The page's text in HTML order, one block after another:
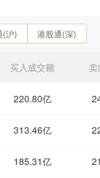
(沪) 港股通(深)
买入成交额 卖
220.80亿
313.46亿
185.31亿